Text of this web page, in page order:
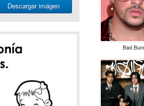
Descargar imágen
Bad